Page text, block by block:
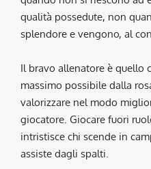
qualità possedute, non
splendore e vengono, al
Il bravo allenatore è quello
massimo possibile dalla
valorizzare nel modo
giocatore. Giocare fuori
intristisce chi scende in
assiste dagli spalti.